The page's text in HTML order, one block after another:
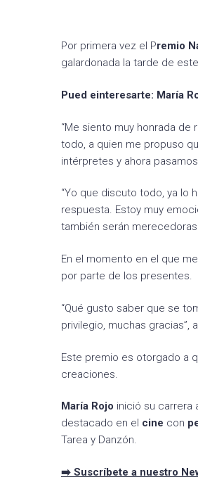
Por primera vez el Premio
galardonada la tarde de
Pued einteresarte: María
“Me siento muy honrada de
todo, a quien me propuso
intérpretes y ahora
“Yo que discuto todo, ya lo
respuesta. Estoy muy
también serán
En el momento en el que
por parte de los presentes.
“Qué gusto saber que se
privilegio, muchas gracias”,
Este premio es otorgado a
creaciones.
María Rojo inició su carrera
destacado en el cine con
Tarea y Danzón.
➡️ Suscríbete a nuestro